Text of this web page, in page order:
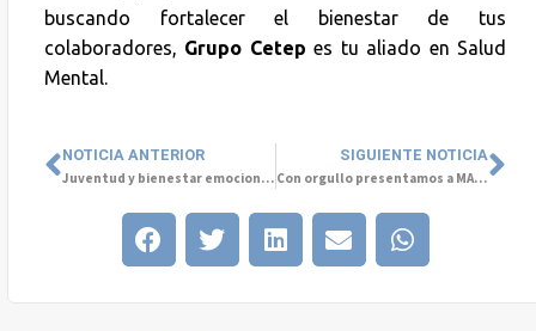
buscando fortalecer el bienestar de tus
colaboradores, Grupo Cetep es tu aliado en Salud
Mental.
NOTICIA ANTERIOR
Juventud y bienestar emocional: herramientas para construir día a día
SIGUIENTE NOTICIA
Con orgullo presentamos a MAHITE en el Valparaíso Cyber Summit 2025